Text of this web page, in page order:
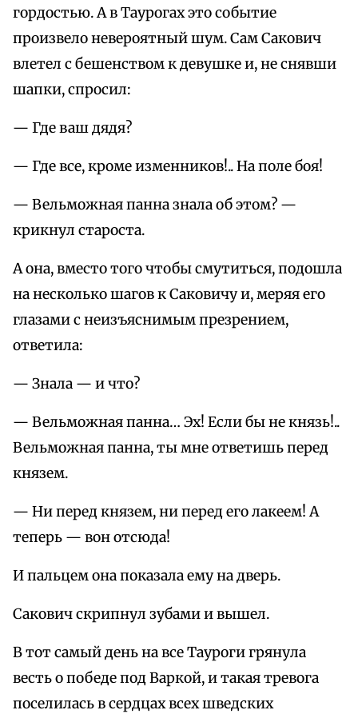
гордостью. А в Таурогах это событие
произвело невероятный шум. Сам Сакович
влетел с бешенством к девушке и, не снявши
шапки, спросил:
— Где ваш дядя?
— Где все, кроме изменников!.. На поле боя!
— Вельможная панна знала об этом? —
крикнул староста.
А она, вместо того чтобы смутиться, подошла
на несколько шагов к Саковичу и, меряя его
глазами с неизъяснимым презрением,
ответила:
— Знала — и что?
— Вельможная панна… Эх! Если бы не князь!..
Вельможная панна, ты мне ответишь перед
князем.
— Ни перед князем, ни перед его лакеем! А
теперь — вон отсюда!
И пальцем она показала ему на дверь.
Сакович скрипнул зубами и вышел.
В тот самый день на все Тауроги грянула
весть о победе под Варкой, и такая тревога
поселилась в сердцах всех шведских